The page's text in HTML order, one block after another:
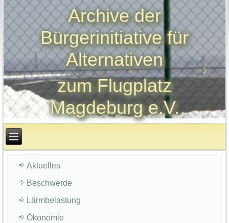
Archive der
Bürgerinitiative für
Alternativen
zum Flugplatz
Magdeburg e.V.
Aktuelles
Beschwerde
Lärmbelastung
Ökonomie